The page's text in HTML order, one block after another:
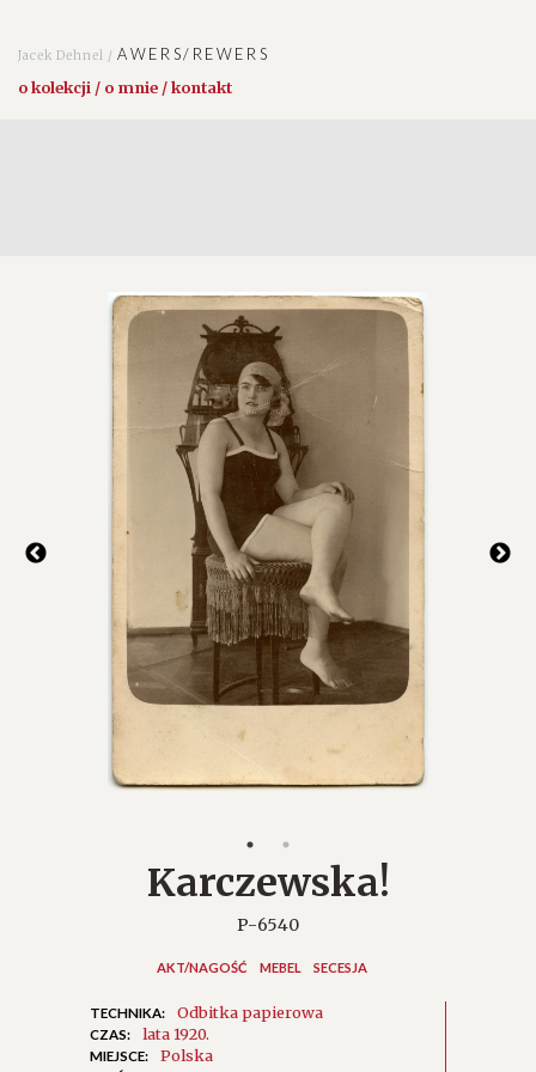
Jacek Dehnel /AWERS/REWERS
o kolekcji / o mnie / kontakt
Karczewska!
P-6540
AKT/NAGOŚĆ MEBEL SECESJA
TECHNIKA: Odbitka papierowa
CZAS: lata 1920.
MIEJSCE: Polska